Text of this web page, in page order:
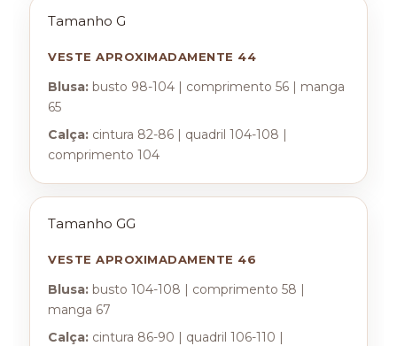
Tamanho G
VESTE APROXIMADAMENTE 44
Blusa: busto 98-104 | comprimento 56 | manga
65
Calça: cintura 82-86 | quadril 104-108 |
comprimento 104
Tamanho GG
VESTE APROXIMADAMENTE 46
Blusa: busto 104-108 | comprimento 58 |
manga 67
Calça: cintura 86-90 | quadril 106-110 |